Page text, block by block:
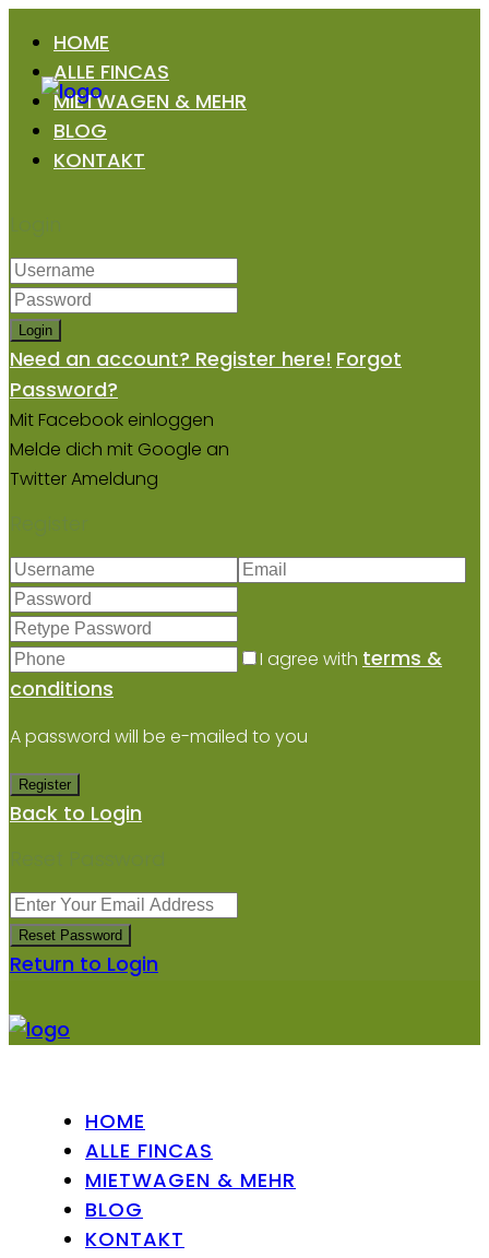
HOME
ALLE FINCAS
MIETWAGEN & MEHR
BLOG
KONTAKT
Login
Login
Need an account? Register here! Forgot
Password?
Mit Facebook einloggen
Melde dich mit Google an
Twitter Ameldung
Register
I agree with terms &
conditions
A password will be e-mailed to you
Register
Back to Login
Reset Password
Reset Password
Return to Login
HOME
ALLE FINCAS
MIETWAGEN & MEHR
BLOG
KONTAKT